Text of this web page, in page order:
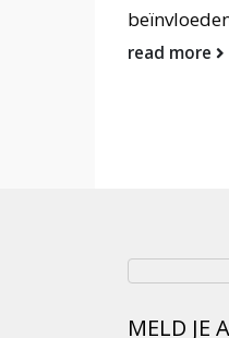
read more
MELD JE